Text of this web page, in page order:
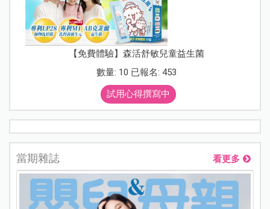
【免費體驗】森活舒敏兒童益生菌
數量: 10 已報名: 453
試用心得撰寫中
當期雜誌 看更多